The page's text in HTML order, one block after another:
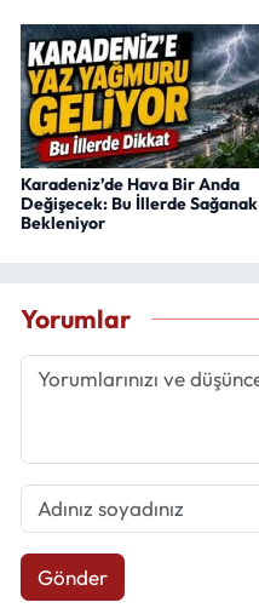
Karadeniz’de Hava Bir Anda
Değişecek: Bu İllerde Sağanak
Bekleniyor
Yorumlar
Gönder